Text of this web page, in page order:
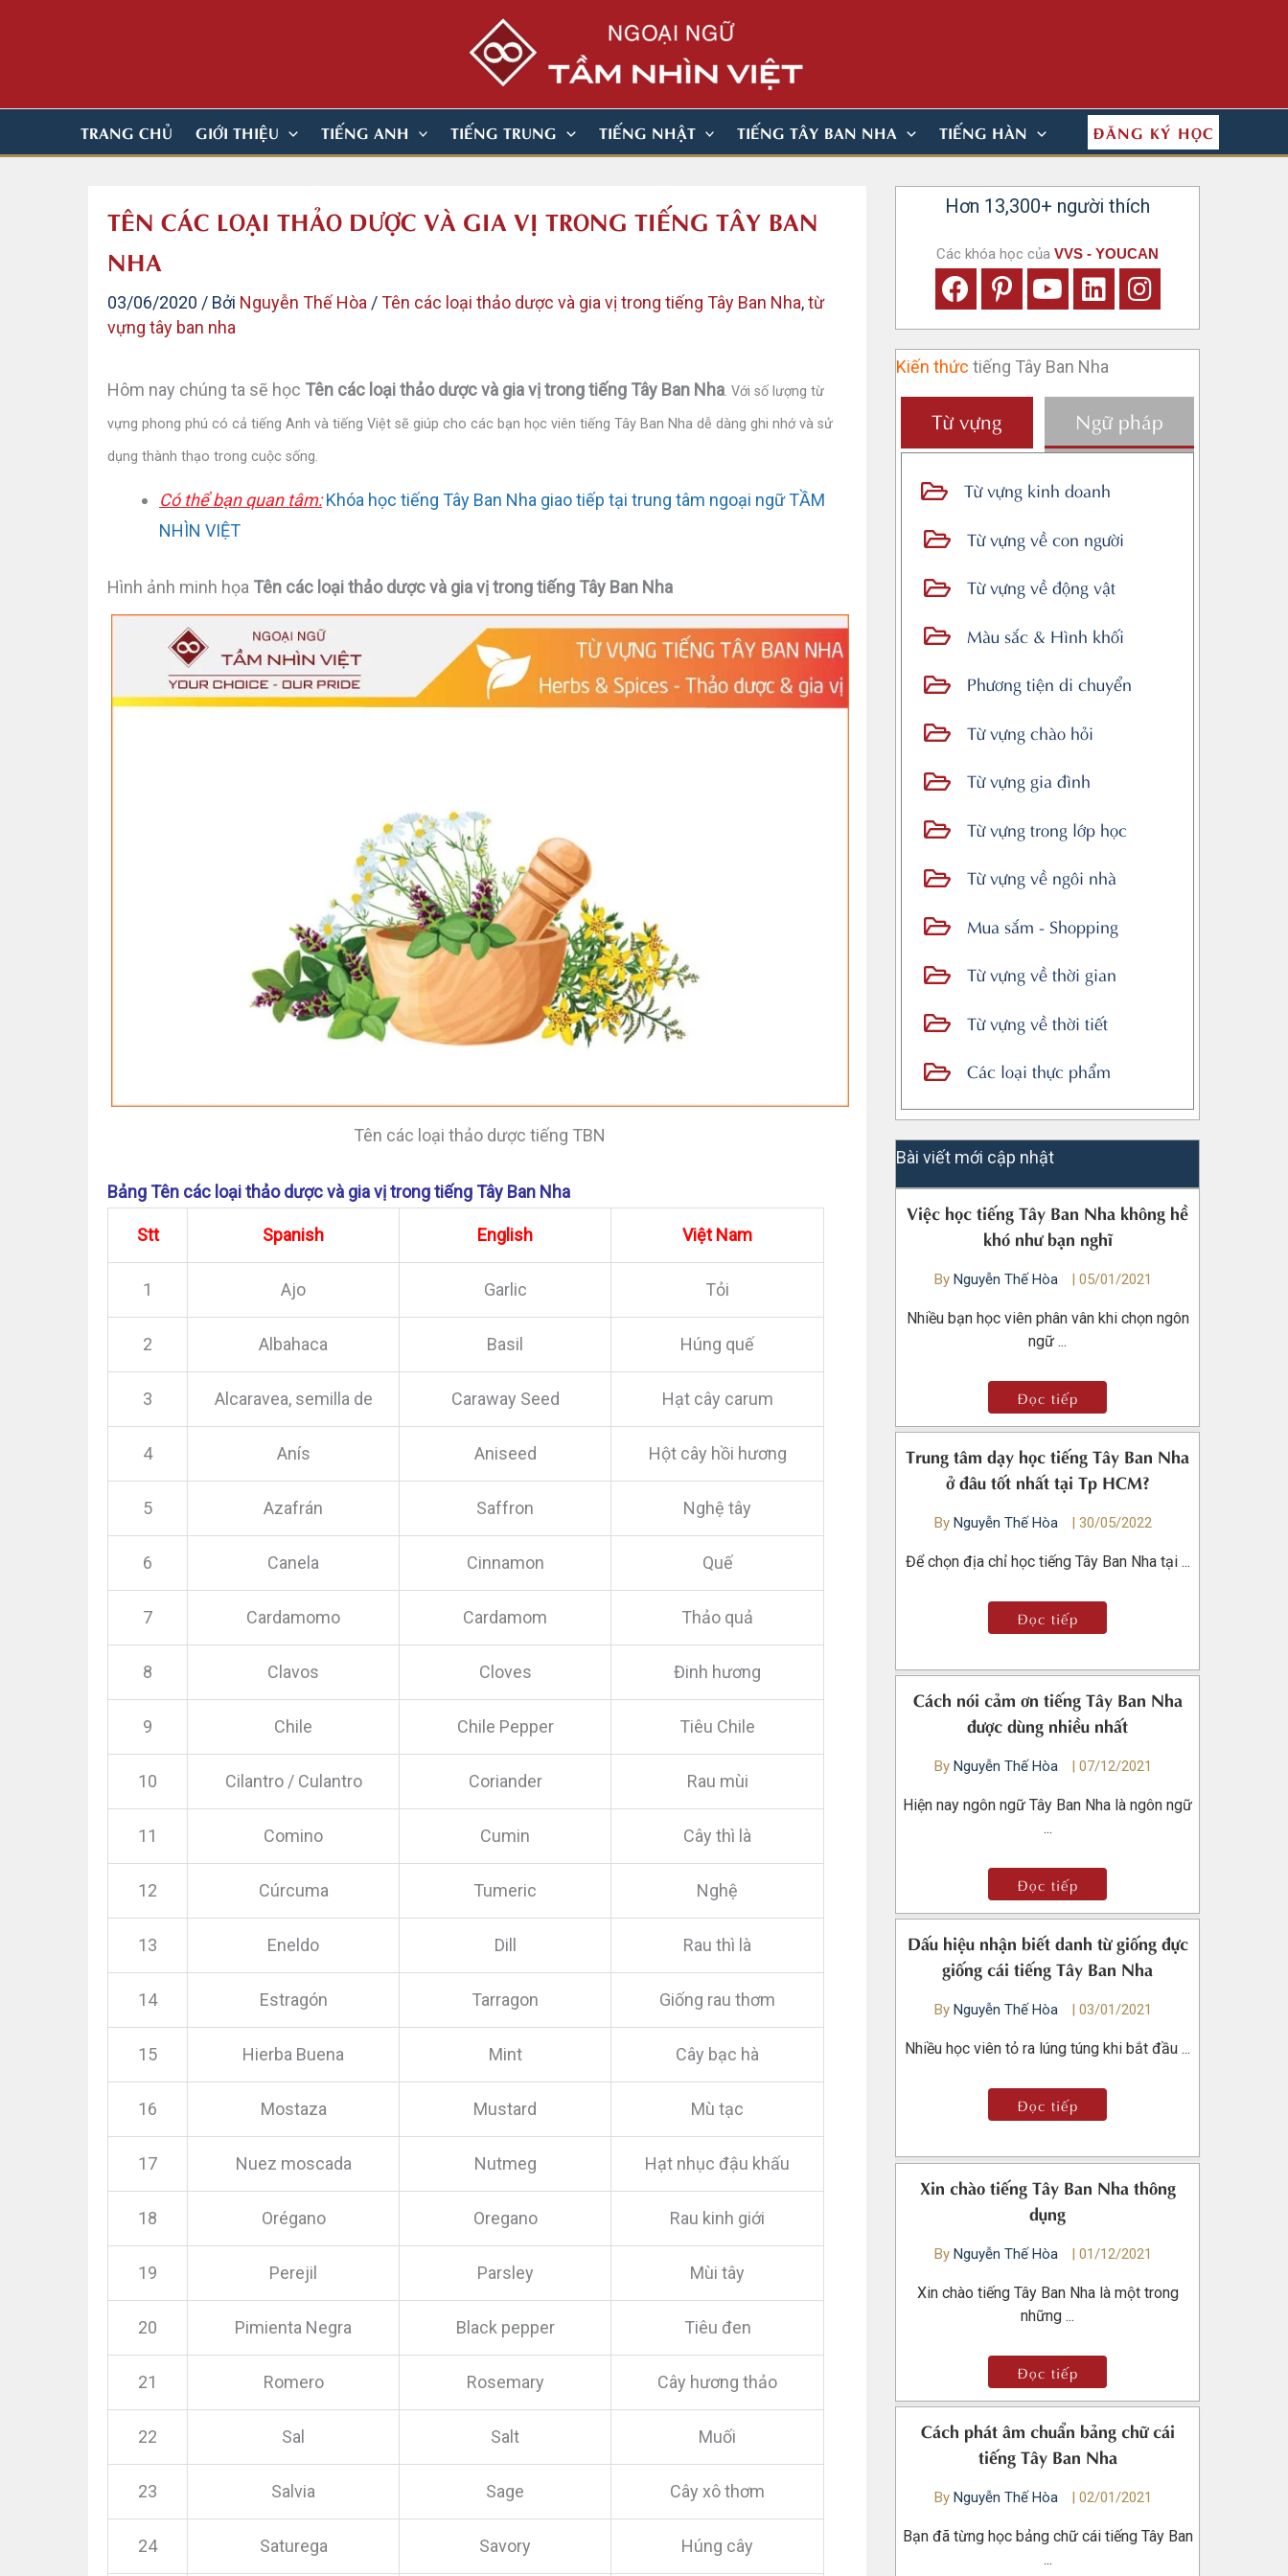
dung
TRANG CHỦ GIỚI THIỆU TIẾNG ANH TIẾNG TRUNG TIẾNG NHẬT TIẾNG TÂY BAN NHA TIẾNG HÀN ĐĂNG KÝ HỌC
TÊN CÁC LOẠI THẢO DƯỢC VÀ GIA VỊ TRONG TIẾNG TÂY BAN
NHA
03/06/2020 / Bởi Nguyễn Thế Hòa /Tên các loại thảo dược và gia vị trong tiếng Tây Ban Nha,từ
vựng tây ban nha
Hôm nay chúng ta sẽ học Tên các loại thảo dược và gia vị trong tiếng Tây Ban Nha. Với số lượng từ
vựng phong phú có cả tiếng Anh và tiếng Việt sẽ giúp cho các bạn học viên tiếng Tây Ban Nha dễ dàng ghi nhớ và sử
dụng thành thạo trong cuộc sống.
Có thể bạn quan tâm: Khóa học tiếng Tây Ban Nha giao tiếp tại trung tâm ngoại ngữ TẦM
NHÌN VIỆT
Hình ảnh minh họa Tên các loại thảo dược và gia vị trong tiếng Tây Ban Nha
Tên các loại thảo dược tiếng TBN
Bảng Tên các loại thảo dược và gia vị trong tiếng Tây Ban Nha
Stt Spanish English Việt Nam
1 Ajo Garlic Tỏi
2 Albahaca Basil Húng quế
3 Alcaravea, semilla de Caraway Seed Hạt cây carum
4 Anís Aniseed Hột cây hồi hương
5 Azafrán Saffron Nghệ tây
6 Canela Cinnamon Quế
7 Cardamomo Cardamom Thảo quả
8 Clavos Cloves Đinh hương
9 Chile Chile Pepper Tiêu Chile
10 Cilantro / Culantro Coriander Rau mùi
11 Comino Cumin Cây thì là
12 Cúrcuma Tumeric Nghệ
13 Eneldo Dill Rau thì là
14 Estragón Tarragon Giống rau thơm
15 Hierba Buena Mint Cây bạc hà
16 Mostaza Mustard Mù tạc
17 Nuez moscada Nutmeg Hạt nhục đậu khấu
18 Orégano Oregano Rau kinh giới
19 Perejil Parsley Mùi tây
20 Pimienta Negra Black pepper Tiêu đen
21 Romero Rosemary Cây hương thảo
22 Sal Salt Muối
23 Salvia Sage Cây xô thơm
24 Saturega Savory Húng cây
Hơn 13,300+ người thích
Các khóa học của VVS - YOUCAN
Kiến thức tiếng Tây Ban Nha
Từ vựng Ngữ pháp
Từ vựng kinh doanh
Từ vựng về con người
Từ vựng về động vật
Màu sắc & Hình khối
Phương tiện di chuyển
Từ vựng chào hỏi
Từ vựng gia đình
Từ vựng trong lớp học
Từ vựng về ngôi nhà
Mua sắm - Shopping
Từ vựng về thời gian
Từ vựng về thời tiết
Các loại thực phẩm
Bài viết mới cập nhật
Việc học tiếng Tây Ban Nha không hề
khó như bạn nghĩ
By Nguyễn Thế Hòa | 05/01/2021
Nhiều bạn học viên phân vân khi chọn ngôn
ngữ ...
Đọc tiếp
Trung tâm dạy học tiếng Tây Ban Nha
ở đâu tốt nhất tại Tp HCM?
By Nguyễn Thế Hòa | 30/05/2022
Để chọn địa chỉ học tiếng Tây Ban Nha tại ...
Đọc tiếp
Cách nói cảm ơn tiếng Tây Ban Nha
được dùng nhiều nhất
By Nguyễn Thế Hòa | 07/12/2021
Hiện nay ngôn ngữ Tây Ban Nha là ngôn ngữ
...
Đọc tiếp
Dấu hiệu nhận biết danh từ giống đực
giống cái tiếng Tây Ban Nha
By Nguyễn Thế Hòa | 03/01/2021
Nhiều học viên tỏ ra lúng túng khi bắt đầu ...
Đọc tiếp
Xin chào tiếng Tây Ban Nha thông
dụng
By Nguyễn Thế Hòa | 01/12/2021
Xin chào tiếng Tây Ban Nha là một trong
những ...
Đọc tiếp
Cách phát âm chuẩn bảng chữ cái
tiếng Tây Ban Nha
By Nguyễn Thế Hòa | 02/01/2021
Bạn đã từng học bảng chữ cái tiếng Tây Ban
...